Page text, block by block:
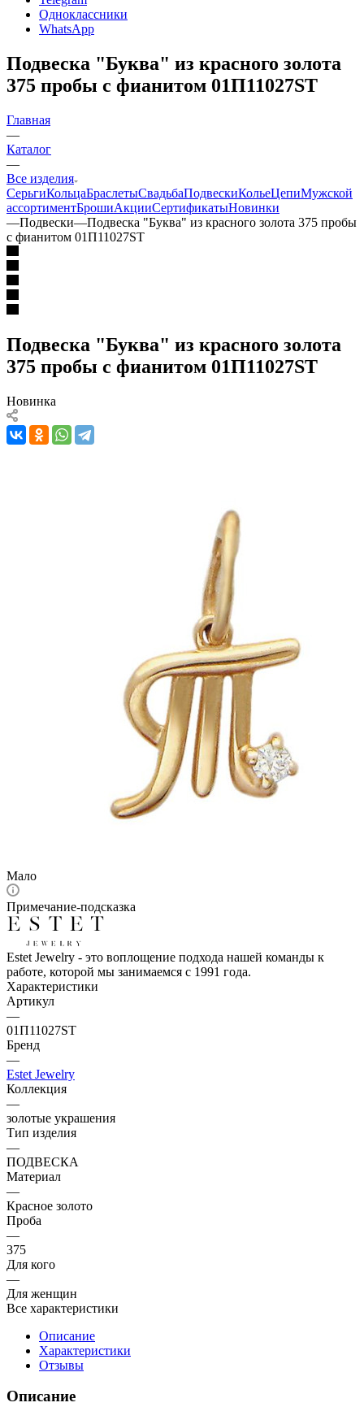
Одноклассники
WhatsApp
Подвеска "Буква" из красного золота
375 пробы с фианитом 01П11027SТ
Главная
—
Каталог
—
Все изделия
СерьгиКольцаБраслетыСвадьбаПодвескиКольеЦепиМужской
ассортиментБрошиАкцииСертификатыНовинки
—Подвески—Подвеска "Буква" из красного золота 375 пробы
с фианитом 01П11027SТ
Подвеска "Буква" из красного золота
375 пробы с фианитом 01П11027SТ
Новинка
Мало
Примечание-подсказка
Estet Jewelry - это воплощение подхода нашей команды к
работе, которой мы занимаемся с 1991 года.
Характеристики
Артикул
—
01П11027SТ
Бренд
—
Estet Jewelry
Коллекция
—
золотые украшения
Тип изделия
—
ПОДВЕСКА
Материал
—
Красное золото
Проба
—
375
Для кого
—
Для женщин
Все характеристики
Описание
Характеристики
Отзывы
Описание